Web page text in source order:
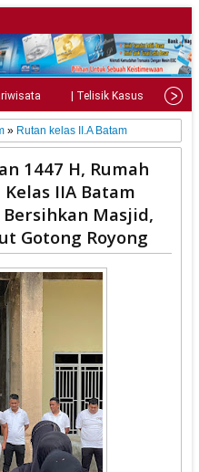
| Telisik Kasus |
» Rutan kelas II.A Batam
1447 H, Rumah
IIA Batam
Masjid,
Gotong Royong